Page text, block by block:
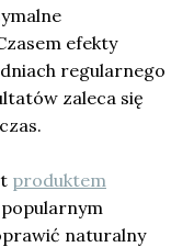
efekty
regularnego
zaleca się
produktem
naturalny